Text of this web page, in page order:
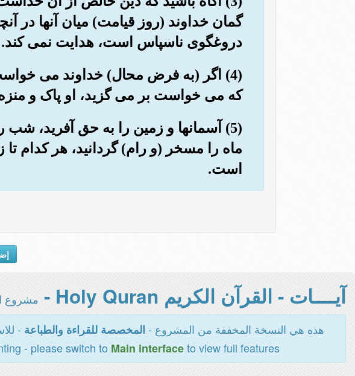
گمان خداوند (روز قیامت) میان آنها در
دروغگوی ناسپاس است، هدایت نمی کند.
(4) اگر (به فرض محال) خداوند می
که می خواست بر می گزید، او پاک و
(5) آسمانها و زمین را به حق آفرید،
ماه را مسخر (و رام) گردانید، هر کدام تا
است.
آيــــات - القرآن الكريم Holy Quran - مشروع
هذه هي النسخة المخففة من المشروع - المخصصة للقراءة والطباعة -
- please switch to Main interfaceto view full features